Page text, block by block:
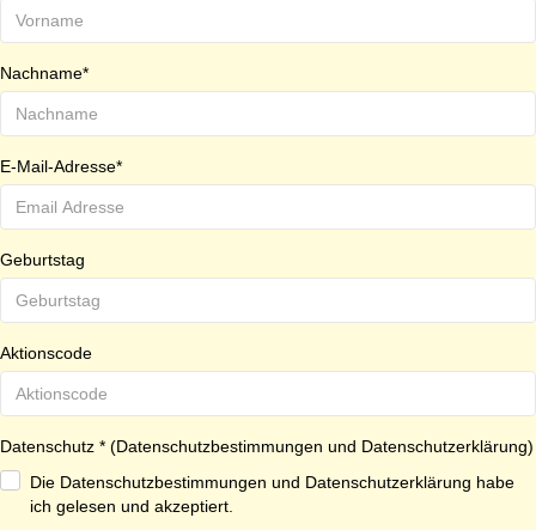
Nachname*
E-Mail-Adresse*
Geburtstag
Aktionscode
Datenschutz * (Datenschutzbestimmungen und Datenschutzerklärung)
Die Datenschutzbestimmungen und Datenschutzerklärung habe
ich gelesen und akzeptiert.